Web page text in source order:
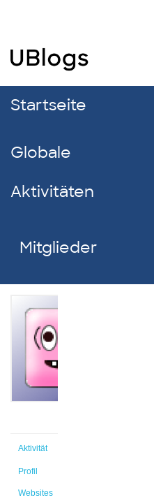
Startseite
Globale
Aktivitäten
Mitglieder
Aktivität
Profil
Websites